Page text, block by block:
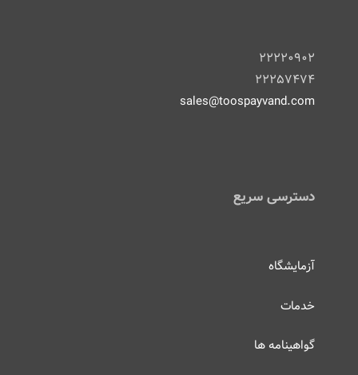
۲۲۲۲۰۹۰۲
۲۲۲۵۷۴۷۴
sales@toospayvand.com
دسترسی سریع
آزمایشگاه
خدمات
گواهینامه ها